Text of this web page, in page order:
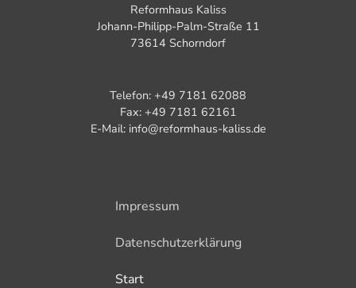
Reformhaus Kaliss
Johann-Philipp-Palm-Straße 11
73614 Schorndorf
Telefon: +49 7181 62088
Fax: +49 7181 62161
E-Mail: info@reformhaus-kaliss.de
Impressum
Datenschutzerklärung
Start